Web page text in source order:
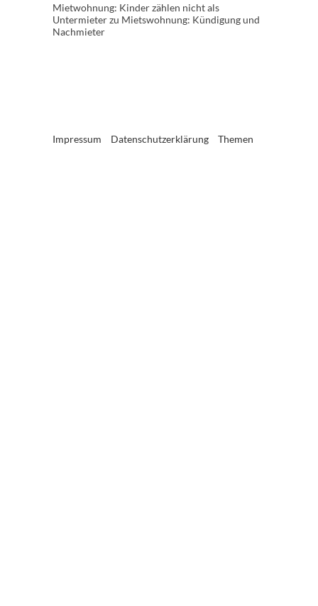
Mietwohnung: Kinder zählen nicht als
Untermieterzu Mietswohnung: Kündigung und
Nachmieter
Impressum Datenschutzerklärung Themen